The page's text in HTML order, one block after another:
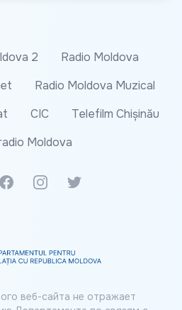
2
Radio Moldova
Radio Moldova Muzical
CIC
Telefilm Chișinău
Moldova
News
FacebookInstagramTwitter
веб-сайта не отражает